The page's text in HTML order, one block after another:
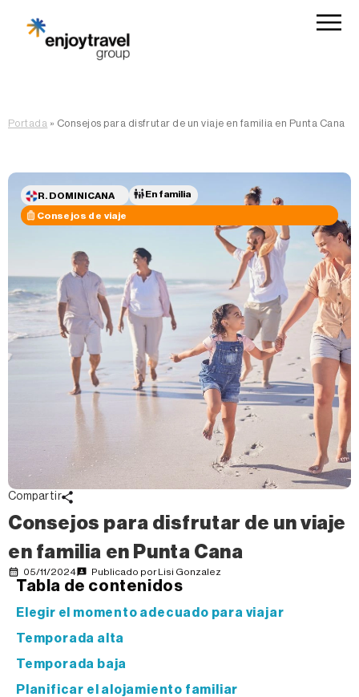
Portada » Consejos para disfrutar de un viaje en familia en Punta Cana
R. DOMINICANA En familia
Consejos de viaje
Consejos para disfrutar de un viaje
en familia en Punta Cana
Compartir
05/11/2024 Publicado porLisi Gonzalez
Tabla de contenidos
Elegir el momento adecuado para viajar
Temporada alta
Temporada baja
Planificar el alojamiento familiar